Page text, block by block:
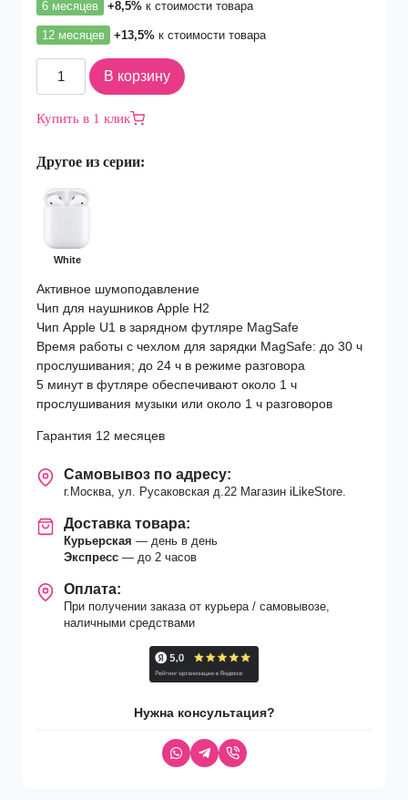
6 месяцев +8,5% к стоимости товара
12 месяцев +13,5% к стоимости товара
Количество
товара
Apple
Pro
(MQD83)
В корзину
Купить в 1 клик
Другое из серии:
White
Активное шумоподавление
Чип для наушников Apple H2
Чип Apple U1 в зарядном футляре MagSafe
Время работы с чехлом для зарядки MagSafe: до 30 ч
прослушивания; до 24 ч в режиме разговора
5 минут в футляре обеспечивают около 1 ч
прослушивания музыки или около 1 ч разговоров
Гарантия 12 месяцев
Самовывоз по адресу:
г.Москва, ул. Русаковская д.22 Магазин iLikeStore.
Доставка товара:
Курьерская — день в день
Экспресс — до 2 часов
Оплата:
При получении заказа от курьера / самовывозе,
наличными средствами
Нужна консультация?